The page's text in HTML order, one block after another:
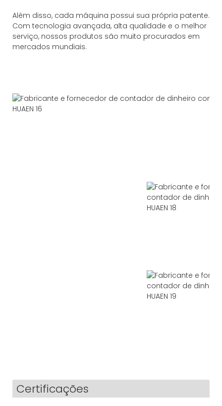
Além disso, cada máquina possui sua própria patente.
Com tecnologia avançada, alta qualidade e o melhor
serviço, nossos produtos são muito procurados em
mercados mundiais.
Certificações